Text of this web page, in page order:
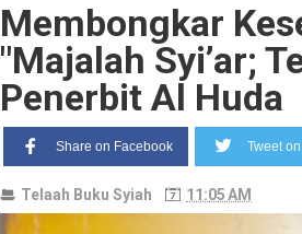
Membongkar
"Majalah Syi’ar;
Penerbit Al Huda
Share on Facebook Tweet
Telaah Buku Syiah 11:05 AM